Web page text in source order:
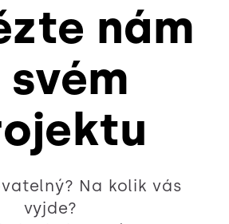
nám
svém
Na kolik vás
vyjde?